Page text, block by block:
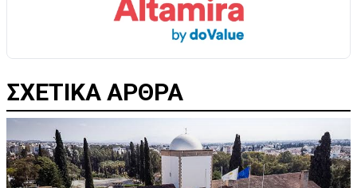
ΣΧΕΤΙΚΑ ΑΡΘΡΑ